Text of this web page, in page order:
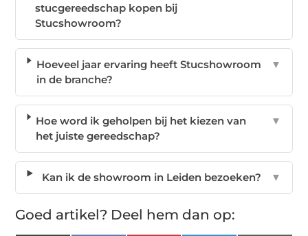
stucgereedschap kopen bij
Stucshowroom?
Hoeveel jaar ervaring heeft Stucshowroom
in de branche?
▼
Hoe word ik geholpen bij het kiezen van
het juiste gereedschap?
▼
Kan ik de showroom in Leiden bezoeken? ▼
Goed artikel? Deel hem dan op: